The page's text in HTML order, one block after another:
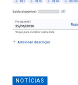
NOTÍCIAS